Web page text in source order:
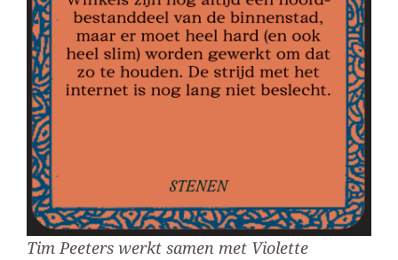
Tim Peeters werkt samen met Violette